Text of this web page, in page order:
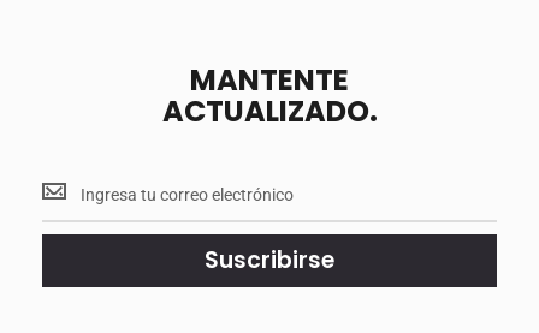
MANTENTE
ACTUALIZADO.
Mantente
<br>
actualizado.
Suscribirse